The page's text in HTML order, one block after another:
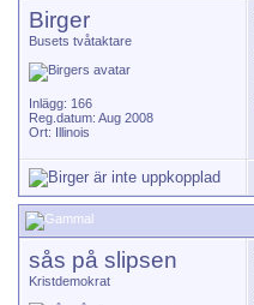
Birger
Busets tvåtaktare
Inlägg: 166
Reg.datum: Aug 2008
Ort: Illinois
sås på slipsen
Kristdemokrat